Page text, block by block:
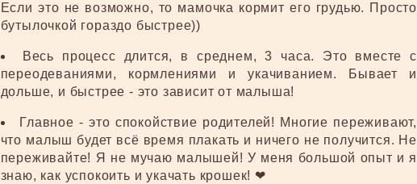
Если это не возможно, то мамочка кормит его грудью. Просто
бутылочкой гораздо быстрее))
Весь процесс длится, в среднем, 3 часа. Это вместе с
переодеваниями, кормлениями и укачиванием. Бывает и
дольше, и быстрее - это зависит от малыша!
Главное - это спокойствие родителей! Многие переживают,
что малыш будет всё время плакать и ничего не получится. Не
переживайте! Я не мучаю малышей! У меня большой опыт и я
знаю, как успокоить и укачать крошек! ❤